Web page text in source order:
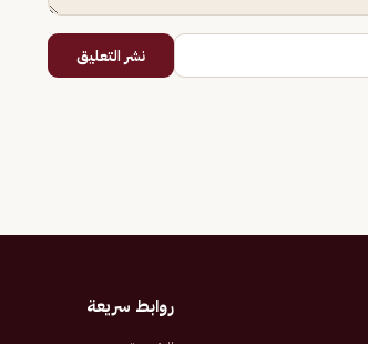
نشر التعليق
روابط سريعة